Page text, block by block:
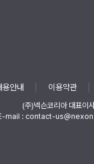
용안내 이용약관
(주)넥슨코리아 대표이
mail : contact-